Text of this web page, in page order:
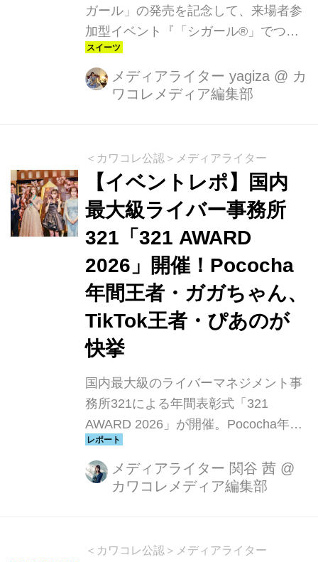
ガール」の発売を記念して、来場者参
加型イベント『「シガール®」でつな
ぐ、やさしい灯（ともしび）のメッセ
ージ展』 が2026年3月25日（水）〜29
日（日）の5日間、KITTE丸の内で開催
や、誰かに届けたい言葉が会場いっぱ
いに広がっていく、あたたかな体験型
イベントです。
メディアライター yagiza @ カ
ワコレメディア編集部
＜カワコレ公認＞メディアライター
【イベントレポ】国内
最大級ライバー事務所
321「321 AWARD
2026」開催！Pococha
年間王者・ガガちゃん、
TikTok王者・ぴあのが
快挙
国内最大級のライバーマネジメント事
務所321による年間表彰式「321
AWARD 2026」が開催。Pococha年間
1位のガガちゃん、TikTok年間1位のぴ
あのがそれぞれ栄冠に輝き、会場は祝
福と感動に包まれました。ライバーと
メディアライター 関谷 茜 @
カワコレメディア編集部
＜カワコレ公認＞メディアライター